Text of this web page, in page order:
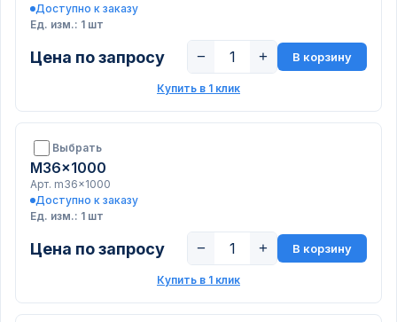
Доступно к заказу
Ед. изм.: 1 шт
Цена по запросу − + В корзину
Купить в 1 клик
Выбрать
M36x1000
Арт. m36x1000
Доступно к заказу
Ед. изм.: 1 шт
Цена по запросу − + В корзину
Купить в 1 клик